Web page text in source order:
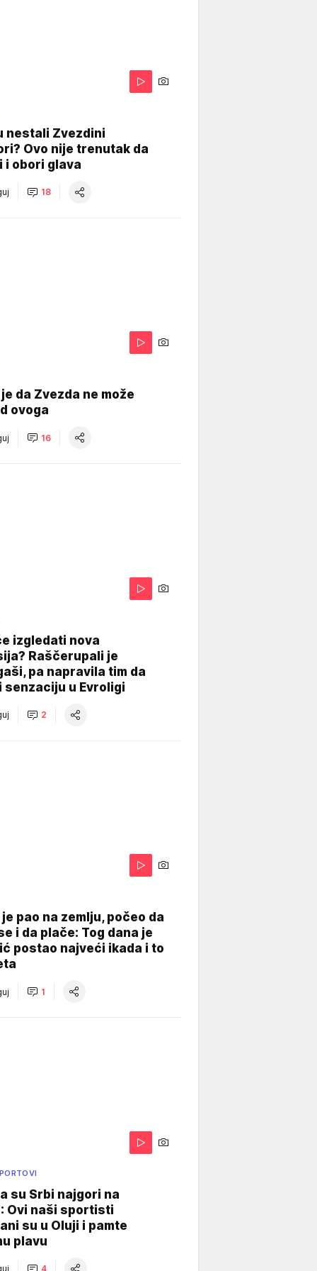
nestali Zvezdini
Ovo nije trenutak da
i obori glava
18
da Zvezda ne može
ovoga
16
izgledati nova
Raščerupali je
pa napravila tim da
senzaciju u Evroligi
2
je pao na zemlju, počeo da
i da plače: Tog dana je
postao najveći ikada i to
1
su Srbi najgori na
Ovi naši sportisti
su u Oluji i pamte
plavu
4